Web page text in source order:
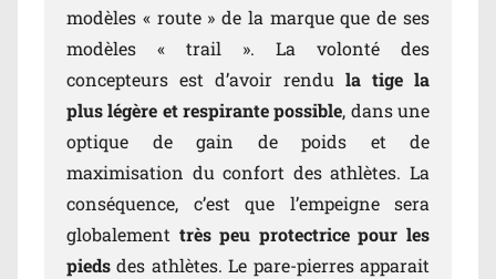
modèles « route » de la marque que de ses
modèles « trail ». La volonté des
concepteurs est d’avoir rendu la tige la
plus légère et respirante possible, dans une
optique de gain de poids et de
maximisation du confort des athlètes. La
conséquence, c’est que l’empeigne sera
globalement très peu protectrice pour les
pieds des athlètes. Le pare-pierres apparait